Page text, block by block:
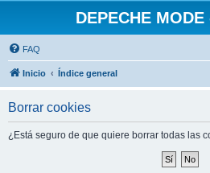
DEPECHE
FAQ
Inicio Índice general
Borrar cookies
¿Está seguro de que quiere borrar todas las